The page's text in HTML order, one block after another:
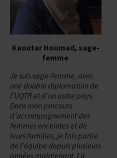
Kaoutar Houmad, sage-
femme
Je suis sage-femme, avec
une double diplomation de
l’UQTR et d’un autre pays.
Dans mon parcours
d’accompagnement des
femmes enceintes et de
leurs familles, je fais partie
de l’équipe depuis plusieurs
années maintenant. La